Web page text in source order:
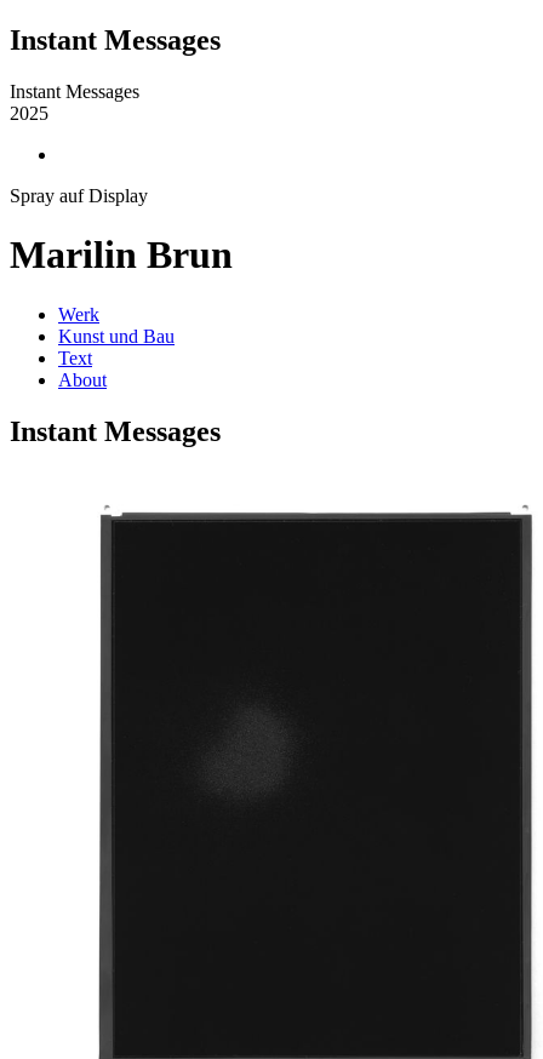
Instant Messages
Instant Messages
2025
Spray auf Display
Marilin Brun
Werk
Kunst und Bau
Text
About
Instant Messages